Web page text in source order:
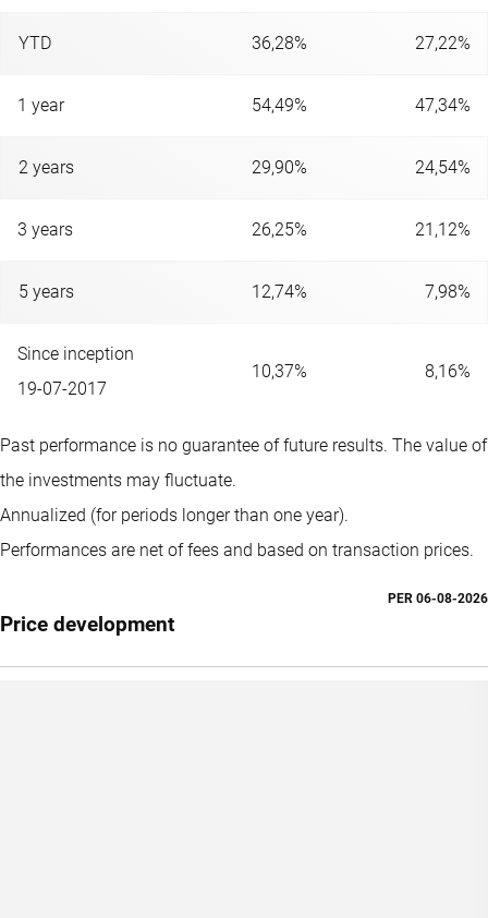
YTD 36,28% 27,22%
1 year 54,49% 47,34%
2 years 29,90% 24,54%
3 years 26,25% 21,12%
5 years 12,74% 7,98%
Since inception
19-07-2017
10,37% 8,16%
Past performance is no guarantee of future results. The value of
the investments may fluctuate.
Annualized (for periods longer than one year).
Performances are net of fees and based on transaction prices.
Price development
PER 06-08-2026